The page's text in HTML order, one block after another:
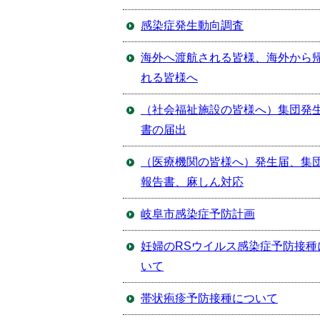
感染症発生動向調査
海外へ渡航される皆様、海外から
れる皆様へ
（社会福祉施設の皆様へ）集団発
書の届出
（医療機関の皆様へ）発生届、集
報告書、麻しん対応
岐阜市感染症予防計画
妊婦のRSウイルス感染症予防接種
いて
帯状疱疹予防接種について